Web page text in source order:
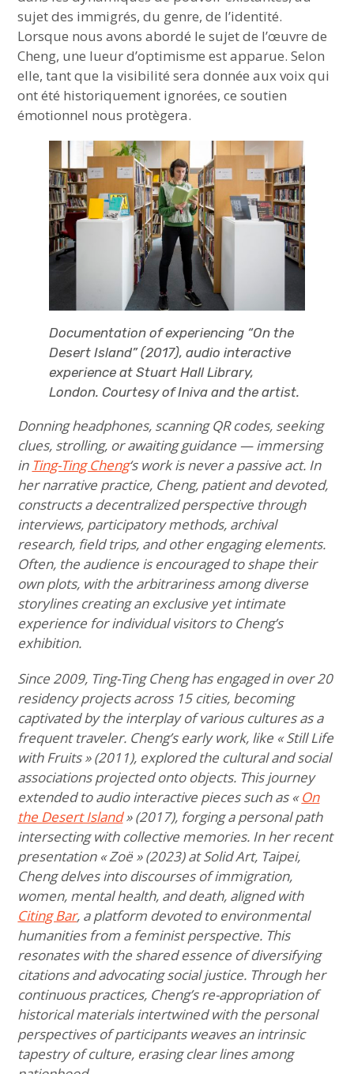
sujet des immigrés, du genre, de l’identité.
Lorsque nous avons abordé le sujet de l’œuvre de
Cheng, une lueur d’optimisme est apparue. Selon
elle, tant que la visibilité sera donnée aux voix qui
ont été historiquement ignorées, ce soutien
émotionnel nous protègera.
Documentation of experiencing “On the
Desert Island” (2017), audio interactive
experience at Stuart Hall Library,
London. Courtesy of Iniva and the artist.
Donning headphones, scanning QR codes, seeking
clues, strolling, or awaiting guidance — immersing
in Ting-Ting Cheng‘s work is never a passive act. In
her narrative practice, Cheng, patient and devoted,
constructs a decentralized perspective through
interviews, participatory methods, archival
research, field trips, and other engaging elements.
Often, the audience is encouraged to shape their
own plots, with the arbitrariness among diverse
storylines creating an exclusive yet intimate
experience for individual visitors to Cheng’s
exhibition.
Since 2009, Ting-Ting Cheng has engaged in over 20
residency projects across 15 cities, becoming
captivated by the interplay of various cultures as a
frequent traveler. Cheng’s early work, like « Still Life
with Fruits » (2011), explored the cultural and social
associations projected onto objects. This journey
extended to audio interactive pieces such as «On
the Desert Island» (2017), forging a personal path
intersecting with collective memories. In her recent
presentation « Zoë » (2023) at Solid Art, Taipei,
Cheng delves into discourses of immigration,
women, mental health, and death, aligned with
Citing Bar, a platform devoted to environmental
humanities from a feminist perspective. This
resonates with the shared essence of diversifying
citations and advocating social justice. Through her
continuous practices, Cheng’s re-appropriation of
historical materials intertwined with the personal
perspectives of participants weaves an intrinsic
tapestry of culture, erasing clear lines among